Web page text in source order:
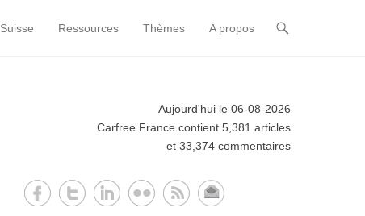
Suisse Ressources Thèmes A propos
Aujourd'hui le 06-08-2026
Carfree France contient 5,381 articles
et 33,374 commentaires